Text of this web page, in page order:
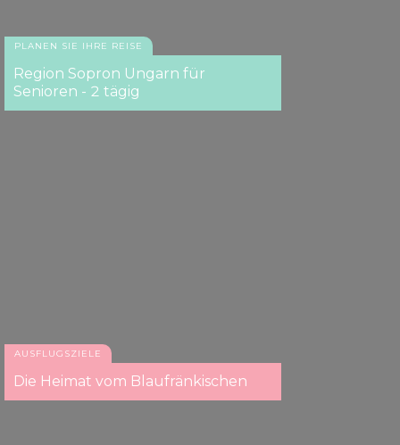
PLANEN SIE IHRE REISE
Region Sopron Ungarn für
Senioren - 2 tägig
AUSFLUGSZIELE
Die Heimat vom Blaufränkischen